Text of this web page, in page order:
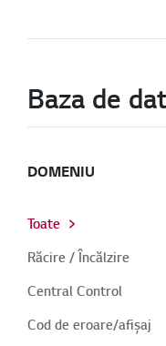
Baza de
DOMENIU
Toate
Răcire / Încălzire
Central Control
Cod de eroare/afișaj